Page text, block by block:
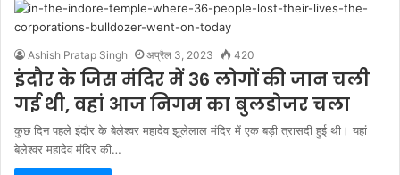
Ashish Pratap Singh अप्रैल 3, 2023 420
इंदौर के जिस मंदिर में 36 लोगों की जान चली
गई थी, वहां आज निगम का बुलडोजर चला
कुछ दिन पहले इंदौर के बेलेश्वर महादेव झूलेलाल मंदिर में एक बड़ी त्रासदी हुई थी। यहां
बेलेश्वर महादेव मंदिर की…